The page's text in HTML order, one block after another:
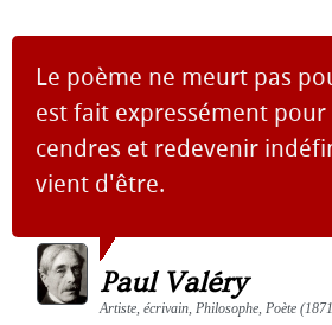
Le poème ne meurt pas
est fait expressément pour
cendres et redevenir
vient d'être.
Paul Valéry
Artiste, écrivain, Philosophe, Poète